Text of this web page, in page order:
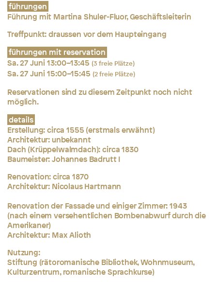
führungen
Führung mit Martina Shuler-Fluor, Geschäftsleiterin
Treffpunkt: draussen vor dem Haupteingang
führungen mit reservation
Sa. 27 Juni 13:00–13:45 (3 freie Plätze)
Sa. 27 Juni 15:00–15:45 (2 freie Plätze)
Reservationen sind zu diesem Zeitpunkt noch nicht
möglich.
details
Erstellung:circa 1555 (erstmals erwähnt)
Architektur: unbekannt
Dach (Krüppelwalmdach): circa 1830
Baumeister: Johannes Badrutt I
Renovation: circa 1870
Architektur: Nicolaus Hartmann
Renovation der Fassade und einiger Zimmer: 1943
(nach einem versehentlichen Bombenabwurf durch die
Amerikaner)
Architektur: Max Alioth
Nutzung:
Stiftung (rätoromanische Bibliothek, Wohnmuseum,
Kulturzentrum, romanische Sprachkurse)